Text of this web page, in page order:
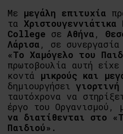
Με μεγάλη επιτυχία
τα Χριστουγεννιάτικα
College σε Αθήνα ,
Λάρισα , σε
«Το Χαμόγελο του
πρωτοβουλία αυτή
κοντά μικρούς και
δημιουργήσει
ταυτόχρονα να
έργο του Οργανισμού,
να διατίθενται στο
Παιδιού» .